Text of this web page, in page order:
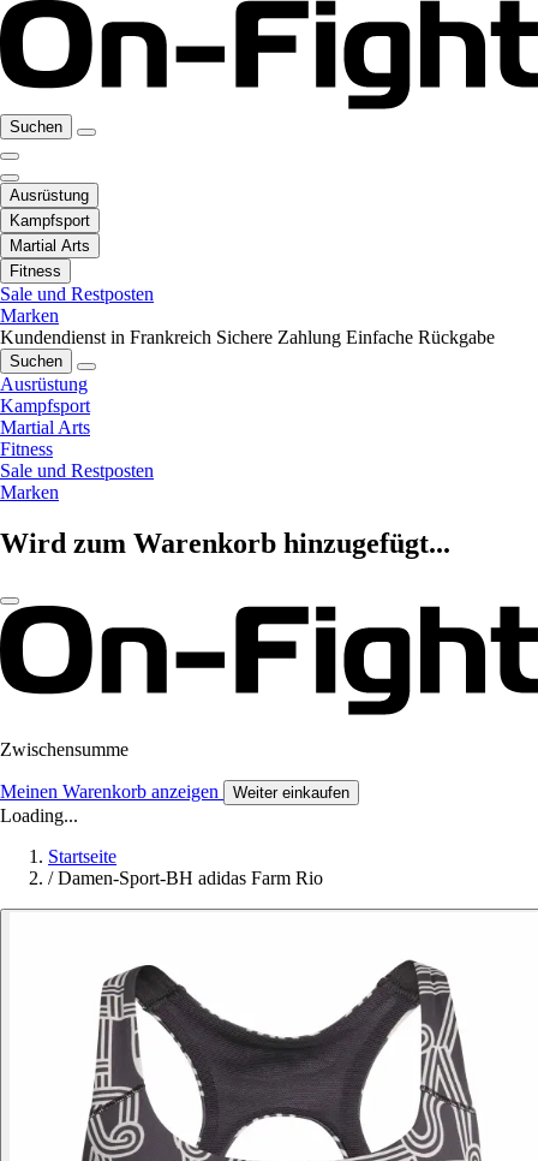
Suchen
Ausrüstung
Kampfsport
Martial Arts
Fitness
Sale und Restposten
Marken
Kundendienst in Frankreich Sichere Zahlung Einfache Rückgabe
Suchen
Ausrüstung
Kampfsport
Martial Arts
Fitness
Sale und Restposten
Marken
Wird zum Warenkorb hinzugefügt...
Zwischensumme
Meinen Warenkorb anzeigen Weiter einkaufen
Loading...
Startseite
/ Damen-Sport-BH adidas Farm Rio